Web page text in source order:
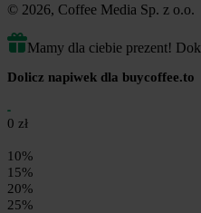
© 2026, Coffee Media Sp. z o.o.
Mamy dla ciebie prezent!
Dolicz napiwek dla buycoffee.to
0 zł
10%
15%
20%
25%